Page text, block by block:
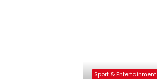
Sport & Entertainment